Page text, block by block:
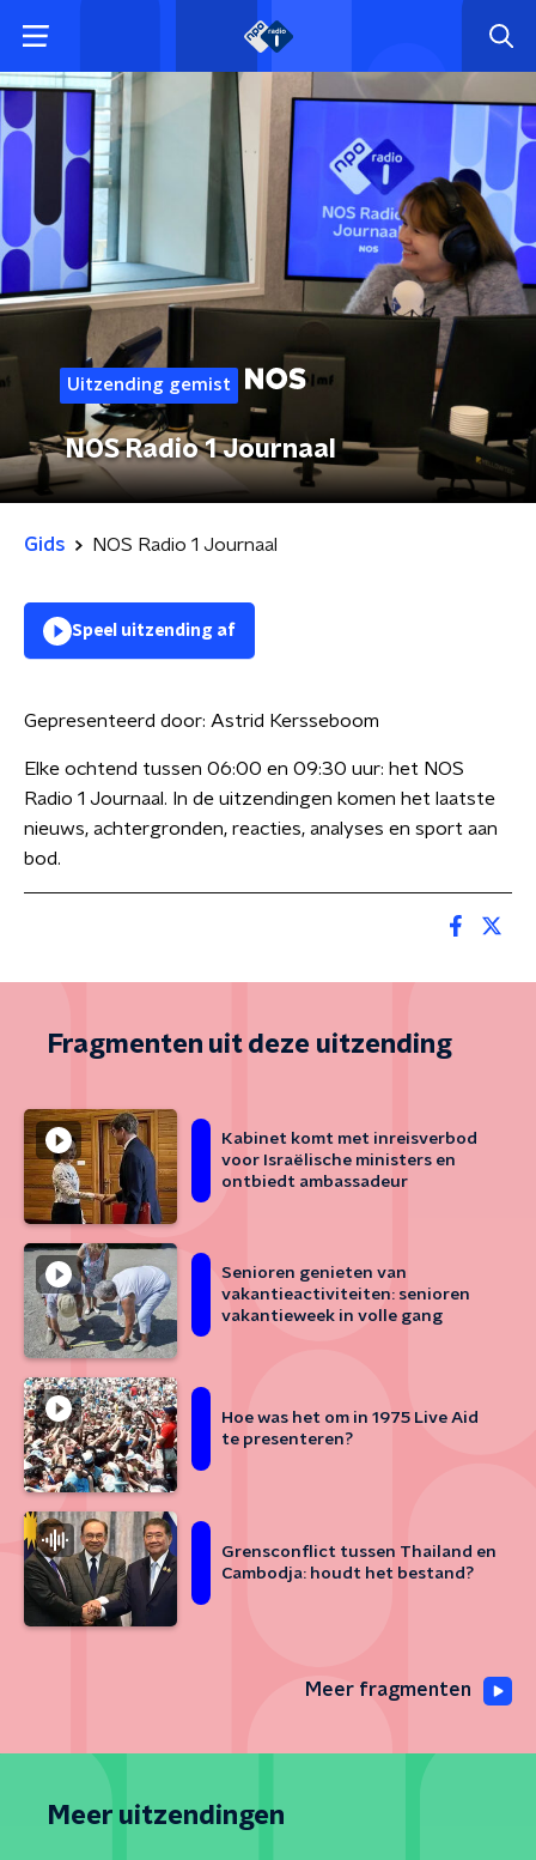
Uitzending gemist
NOS Radio 1 Journaal
Gids NOS Radio 1 Journaal
Speel uitzending af
Gepresenteerd door: Astrid Kersseboom
Elke ochtend tussen 06:00 en 09:30 uur: het NOS
Radio 1 Journaal. In de uitzendingen komen het laatste
nieuws, achtergronden, reacties, analyses en sport aan
bod.
Fragmenten uit deze uitzending
Kabinet komt met inreisverbod
voor Israëlische ministers en
ontbiedt ambassadeur
Senioren genieten van
vakantieactiviteiten: senioren
vakantieweek in volle gang
Hoe was het om in 1975 Live Aid
te presenteren?
Grensconflict tussen Thailand en
Cambodja: houdt het bestand?
Meer fragmenten
Meer uitzendingen